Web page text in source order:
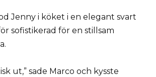
Jenny i köket i en elegant svart
sofistikerad för en stillsam
ut,” sade Marco och kysste